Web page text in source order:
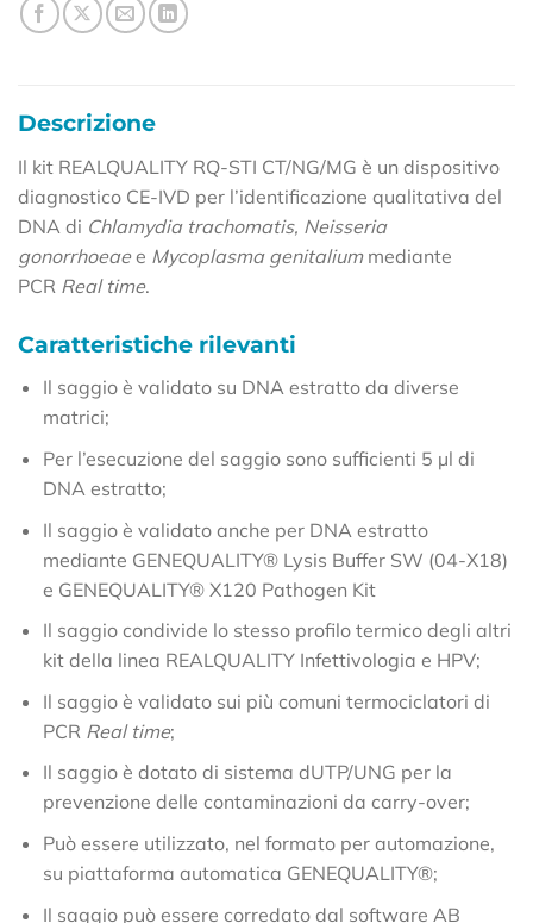
Descrizione
Il kit REALQUALITY RQ-STI CT/NG/MG è un dispositivo
diagnostico CE-IVD per l’identificazione qualitativa del
DNA di Chlamydia trachomatis, Neisseria
gonorrhoeaee Mycoplasma genitaliummediante
PCR Real time.
Caratteristiche rilevanti
Il saggio è validato su DNA estratto da diverse
matrici;
Per l’esecuzione del saggio sono sufficienti 5 µl di
DNA estratto;
Il saggio è validato anche per DNA estratto
mediante GENEQUALITY® Lysis Buffer SW (04-X18)
e GENEQUALITY® X120 Pathogen Kit
Il saggio condivide lo stesso profilo termico degli altri
kit della linea REALQUALITY Infettivologia e HPV;
Il saggio è validato sui più comuni termociclatori di
PCR Real time;
Il saggio è dotato di sistema dUTP/UNG per la
prevenzione delle contaminazioni da carry-over;
Può essere utilizzato, nel formato per automazione,
su piattaforma automatica GENEQUALITY®;
Il saggio può essere corredato dal software AB